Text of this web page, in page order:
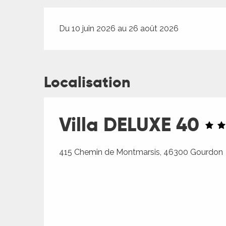
Du 10 juin 2026 au 26 août 2026
Localisation
Villa DELUXE 40
415 Chemin de Montmarsis, 46300 Gourdon